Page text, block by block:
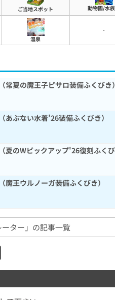
ご当地スポット 動物園/水
温泉
-
常夏の魔王子ピサロ装備ふくびき
ぶない水着’26装備ふくびき）
夏のWピックアップ'26復刻ふく
魔王ウルノーガ装備ふくびき）
ター」の記事一覧